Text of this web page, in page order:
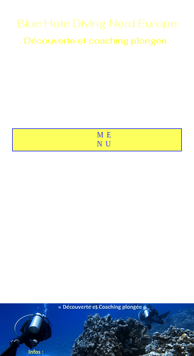
Blue Hole Diving Nord Europe
Découverte et coaching plongée
ME
NU